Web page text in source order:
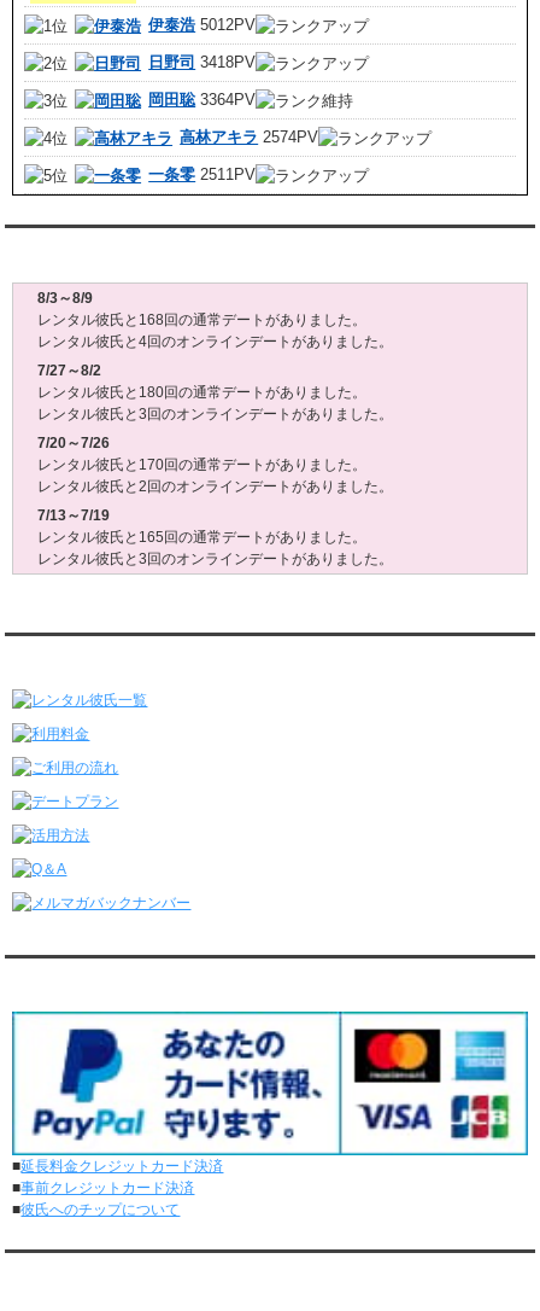
伊泰浩 5012PV
日野司 3418PV
岡田聡3364PV
高林アキラ 2574PV
一条零 2511PV
8/3～8/9
レンタル彼氏と168回の通常デートがありました。
レンタル彼氏と4回のオンラインデートがありました。
7/27～8/2
レンタル彼氏と180回の通常デートがありました。
レンタル彼氏と3回のオンラインデートがありました。
7/20～7/26
レンタル彼氏と170回の通常デートがありました。
レンタル彼氏と2回のオンラインデートがありました。
7/13～7/19
レンタル彼氏と165回の通常デートがありました。
レンタル彼氏と3回のオンラインデートがありました。
レンタル彼氏と2回のオンラインデートがありました。
レンタル彼氏と3回のオンラインデートがありました。
6/22～6/28
レンタル彼氏と2回のオンラインデートがありました。
6/15～6/21
レンタル彼氏と188回の通常デートがありました。
レンタル彼氏と4回のオンラインデートがありました。
6/8～6/14
レンタル彼氏と161回の通常デートがありました。
レンタル彼氏と172回の通常デートがありました。
レンタル彼氏と0回のオンラインデートがありました。
5/18～5/24
レンタル彼氏と153回の通常デートがありました。
レンタル彼氏と1回のオンラインデートがありました。
5/11～5/17
レンタル彼氏と164回の通常デートがありました。
レンタル彼氏と2回のオンラインデートがありました。
■延長料金クレジットカード決済
■事前クレジットカード決済
■彼氏へのチップについて